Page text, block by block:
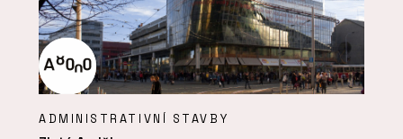
ADMINISTRATIVNÍ STAVBY